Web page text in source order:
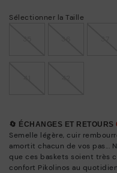
Sélectionner la Taille
🔄 ÉCHANGES ET RETOURS
Semelle légère, cuir
amortit chacun de vos pas...
que ces baskets soient très
confort Pikolinos au